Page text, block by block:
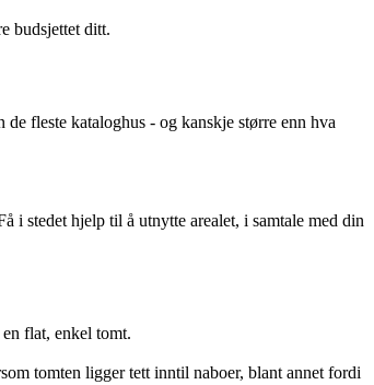
budsjettet ditt.
fleste kataloghus - og kanskje større enn hva
i stedet hjelp til å utnytte arealet, i samtale med din
flat, enkel tomt.
tomten ligger tett inntil naboer, blant annet fordi